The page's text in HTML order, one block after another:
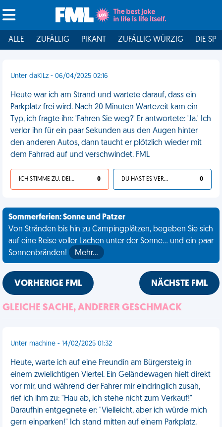
ALLE ZUFÄLLIG PIKANT ZUFÄLLIG WÜRZIG DIE
Unter daKiLz - 06/04/2025 02:16
Heute war ich am Strand und wartete darauf, dass ein
Parkplatz frei wird. Nach 20 Minuten Wartezeit kam ein
Typ, ich fragte ihn: 'Fahren Sie weg?' Er antwortete: 'Ja.' Ich
verlor ihn für ein paar Sekunden aus den Augen hinter
den anderen Autos, dann taucht er plötzlich wieder mit
dem Fahrrad auf und verschwindet. FML
ICH STIMME ZU, DEIN LEBEN IST SCHEISSE 0 DU HAST ES VERDIENT 0
Sommerferien: Sonne und Patzer
Von Stränden bis hin zu Campingplätzen, begeben Sie sich
auf eine Reise voller Lachen unter der Sonne... und ein paar
Sonnenbränden!
Mehr…
VORHERIGE FML NÄCHSTE FML
GLEICHE SACHE, ANDERER GESCHMACK
Unter machine - 14/02/2025 01:32
Heute, warte ich auf eine Freundin am Bürgersteig in
einem zwielichtigen Viertel. Ein Geländewagen hielt direkt
vor mir, und während der Fahrer mir eindringlich zusah,
rief ich ihm zu: "Hau ab, ich stehe nicht zum Verkauf!"
Daraufhin entgegnete er: "Vielleicht, aber ich würde mich
gern einparken!" Ich stand mitten auf einem Parkplatz.